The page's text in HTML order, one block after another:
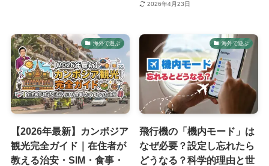
2026年4月23日
海外で遊ぶ
【2026年最新】カンボジア
観光完全ガイド｜在住者が
教える治安・SIM・食事・
海外で遊ぶ
飛行機の「機内モード」は
なぜ必要？設定し忘れたら
どうなる？科学的理由と世